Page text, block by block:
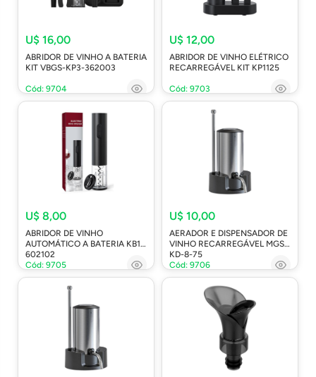
U$ 16,00
ABRIDOR DE VINHO A BATERIA
KIT VBGS-KP3-362003
Cód: 9704
U$ 12,00
ABRIDOR DE VINHO ELÉTRICO
RECARREGÁVEL KIT KP1125
Cód: 9703
U$ 8,00
ABRIDOR DE VINHO
AUTOMÁTICO A BATERIA KB1-
602102
Cód: 9705
U$ 10,00
AERADOR E DISPENSADOR DE
VINHO RECARREGÁVEL MGS-
KD-8-75
Cód: 9706